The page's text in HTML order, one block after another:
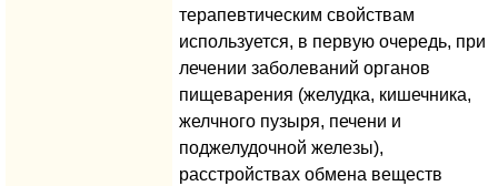
терапевтическим свойствам
используется, в первую очередь, при
лечении заболеваний органов
пищеварения (желудка, кишечника,
желчного пузыря, печени и
поджелудочной железы),
расстройствах обмена веществ